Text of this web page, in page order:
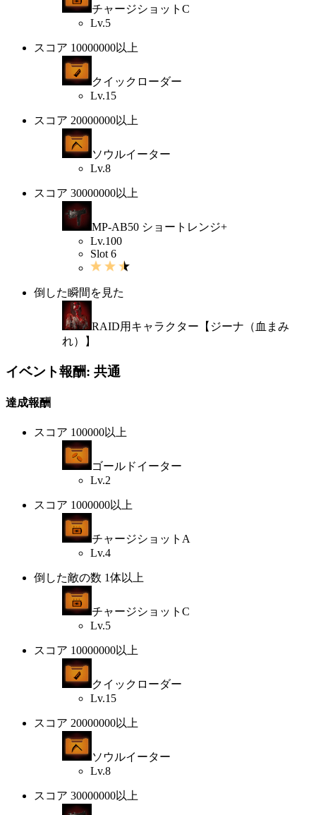
チャージショットC
Lv.5
スコア 10000000以上
クイックローダー
Lv.15
スコア 20000000以上
ソウルイーター
Lv.8
スコア 30000000以上
MP-AB50 ショートレンジ+
Lv.100
Slot 6
倒した瞬間を見た
RAID用キャラクター【ジーナ（血まみ
れ）】
イベント報酬: 共通
達成報酬
スコア 100000以上
ゴールドイーター
Lv.2
スコア 1000000以上
チャージショットA
Lv.4
倒した敵の数 1体以上
チャージショットC
Lv.5
スコア 10000000以上
クイックローダー
Lv.15
スコア 20000000以上
ソウルイーター
Lv.8
スコア 30000000以上